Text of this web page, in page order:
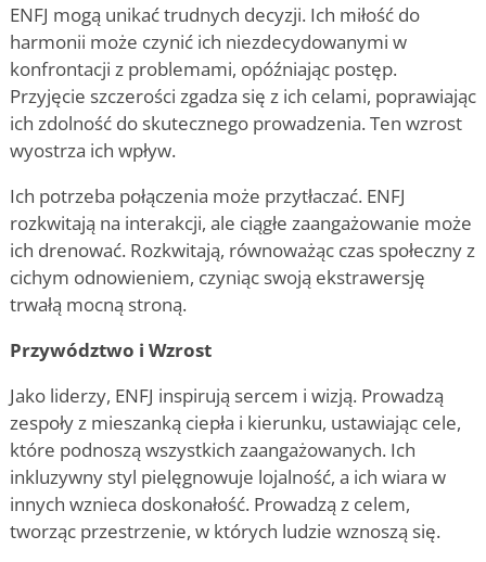
ENFJ mogą unikać trudnych decyzji. Ich miłość do
harmonii może czynić ich niezdecydowanymi w
konfrontacji z problemami, opóźniając postęp.
Przyjęcie szczerości zgadza się z ich celami, poprawiając
ich zdolność do skutecznego prowadzenia. Ten wzrost
wyostrza ich wpływ.
Ich potrzeba połączenia może przytłaczać. ENFJ
rozkwitają na interakcji, ale ciągłe zaangażowanie może
ich drenować. Rozkwitają, równoważąc czas społeczny z
cichym odnowieniem, czyniąc swoją ekstrawersję
trwałą mocną stroną.
Przywództwo i Wzrost
Jako liderzy, ENFJ inspirują sercem i wizją. Prowadzą
zespoły z mieszanką ciepła i kierunku, ustawiając cele,
które podnoszą wszystkich zaangażowanych. Ich
inkluzywny styl pielęgnowuje lojalność, a ich wiara w
innych wznieca doskonałość. Prowadzą z celem,
tworząc przestrzenie, w których ludzie wznoszą się.